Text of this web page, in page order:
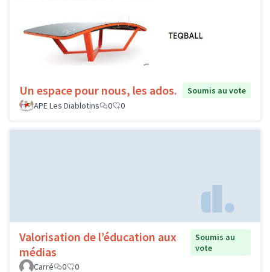
Un espace pour nous, les ados.
Soumis au vote
APE Les Diablotins
0 0
Valorisation de l’éducation aux
médias
Soumis au
vote
Carré
0 0